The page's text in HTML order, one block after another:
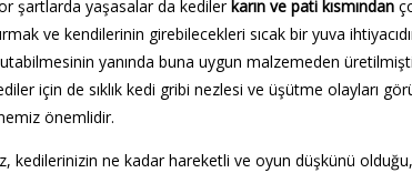
şartlarda yaşasalar da kediler karın ve pati kısmından
ve kendilerinin girebilecekleri sıcak bir yuva
yanında buna uygun malzemeden
için de sıklık kedi gribi nezlesi ve üşütme olayları
önemlidir.
kedilerinizin ne kadar hareketli ve oyun düşkünü